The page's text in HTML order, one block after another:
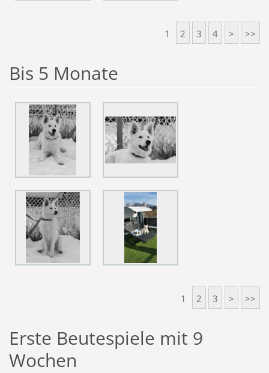
1 2 3 4 > >>
Bis 5 Monate
1 2 3 > >>
Erste Beutespiele mit 9
Wochen